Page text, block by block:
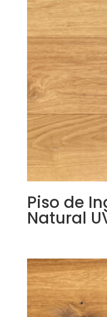
Piso de
Natural